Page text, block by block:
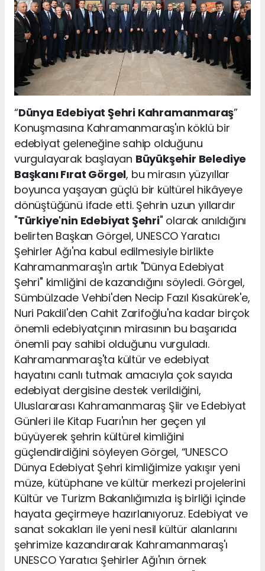
“Dünya Edebiyat Şehri Kahramanmaraş”
Konuşmasına Kahramanmaraş'ın köklü bir
edebiyat geleneğine sahip olduğunu
vurgulayarak başlayan Büyükşehir Belediye
Başkanı Fırat Görgel, bu mirasın yüzyıllar
boyunca yaşayan güçlü bir kültürel hikâyeye
dönüştüğünü ifade etti. Şehrin uzun yıllardır
"Türkiye'nin Edebiyat Şehri" olarak anıldığını
belirten Başkan Görgel, UNESCO Yaratıcı
Şehirler Ağı'na kabul edilmesiyle birlikte
Kahramanmaraş'ın artık "Dünya Edebiyat
Şehri" kimliğini de kazandığını söyledi. Görgel,
Sümbülzade Vehbi'den Necip Fazıl Kısakürek'e,
Nuri Pakdil'den Cahit Zarifoğlu'na kadar birçok
önemli edebiyatçının mirasının bu başarıda
önemli pay sahibi olduğunu vurguladı.
Kahramanmaraş'ta kültür ve edebiyat
hayatını canlı tutmak amacıyla çok sayıda
edebiyat dergisine destek verildiğini,
Uluslararası Kahramanmaraş Şiir ve Edebiyat
Günleri ile Kitap Fuarı'nın her geçen yıl
büyüyerek şehrin kültürel kimliğini
güçlendirdiğini söyleyen Görgel, “UNESCO
Dünya Edebiyat Şehri kimliğimize yakışır yeni
müze, kütüphane ve kültür merkezi projelerini
Kültür ve Turizm Bakanlığımızla iş birliği içinde
hayata geçirmeye hazırlanıyoruz. Edebiyat ve
sanat sokakları ile yeni nesil kültür alanlarını
şehrimize kazandırarak Kahramanmaraş'ı
UNESCO Yaratıcı Şehirler Ağı'nın örnek